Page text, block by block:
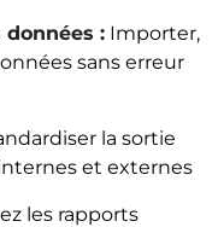
: Importer,
sans erreur
la sortie
et externes
les rapports